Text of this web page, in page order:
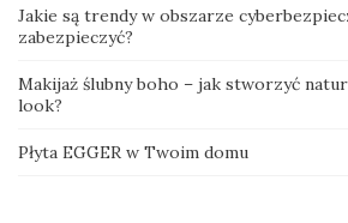
Jakie są trendy w obszarze
zabezpieczyć?
Makijaż ślubny boho – jak stworzyć
look?
Płyta EGGER w Twoim domu